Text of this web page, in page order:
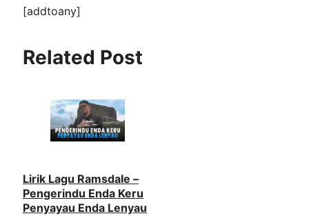
[addtoany]
Related Post
Lirik Lagu Ramsdale –
Pengerindu Enda Keru
Penyayau Enda Lenyau